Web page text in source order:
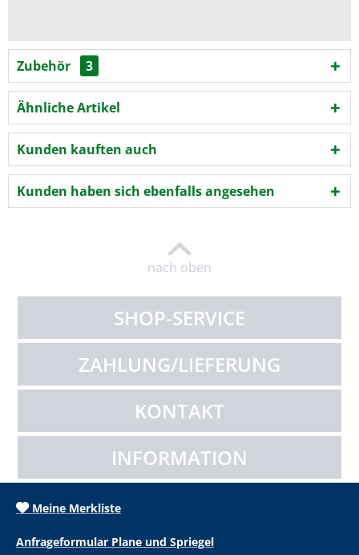
Zubehör 3
Ähnliche Artikel
Kunden kauften auch
Kunden haben sich ebenfalls angesehen
nach oben
SHOP-SERVICE
ZAHLUNG/LIEFERUNG
KONTAKT
INFORMATION
Meine Merkliste
Anfrageformular Plane und Spriegel